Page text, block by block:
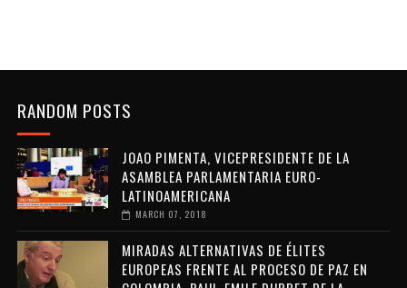
RANDOM POSTS
JOAO PIMENTA, VICEPRESIDENTE DE LA
ASAMBLEA PARLAMENTARIA EURO-
LATINOAMERICANA
MARCH 07, 2018
MIRADAS ALTERNATIVAS DE ÉLITES
EUROPEAS FRENTE AL PROCESO DE PAZ EN